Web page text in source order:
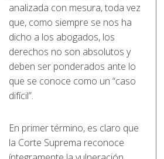
analizada con mesura, toda vez
que, como siempre se nos ha
dicho a los abogados, los
derechos no son absolutos y
deben ser ponderados ante lo
que se conoce como un “caso
difícil”.
En primer término, es claro que
la Corte Suprema reconoce